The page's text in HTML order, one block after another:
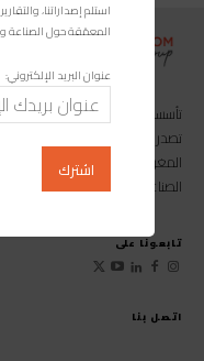
اتصل بنا
تصدر المجلة الرائدة المخصصة
المغرب»، بالإضافة إلى أول
الصناعي.
تابعونا على
استلم إصداراتنا،
المعمّقة حول الصناعة
عنوان البريد الإلكتروني: